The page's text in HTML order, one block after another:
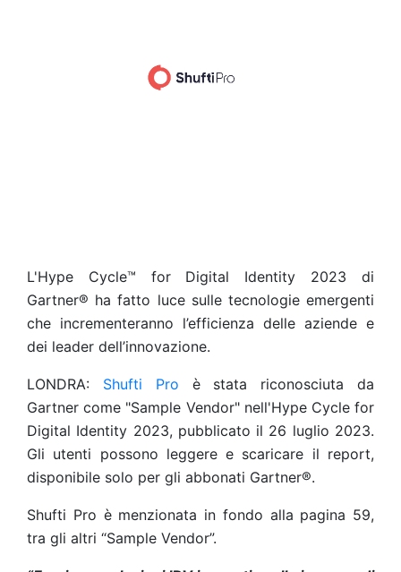
L'Hype Cycle™ for Digital Identity 2023 di
Gartner® ha fatto luce sulle tecnologie emergenti
che incrementeranno l’efficienza delle aziende e
dei leader dell’innovazione.
LONDRA: Shufti Pro è stata riconosciuta da
Gartner come "Sample Vendor" nell'Hype Cycle for
Digital Identity 2023, pubblicato il 26 luglio 2023.
Gli utenti possono leggere e scaricare il report,
disponibile solo per gli abbonati Gartner®.
Shufti Pro è menzionata in fondo alla pagina 59,
tra gli altri “Sample Vendor”.